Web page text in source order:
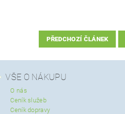
PŘEDCHOZÍ ČLÁNEK
VŠE O NÁKUPU
O nás
Ceník služeb
Ceník dopravy